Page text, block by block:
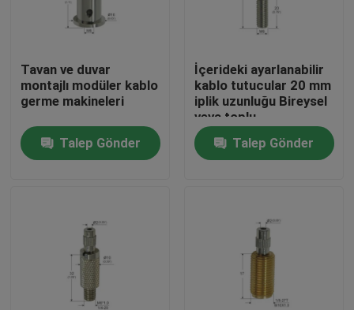
Ürün:% s
VİDEOLAR
Tavan ve duvar
montajlı modüler kablo
germe makineleri
Talep Gönder
İçerideki ayarlanabilir
kablo tutucular 20 mm
iplik uzunluğu Bireysel
veya toplu
ambalajlarda
Talep Gönder